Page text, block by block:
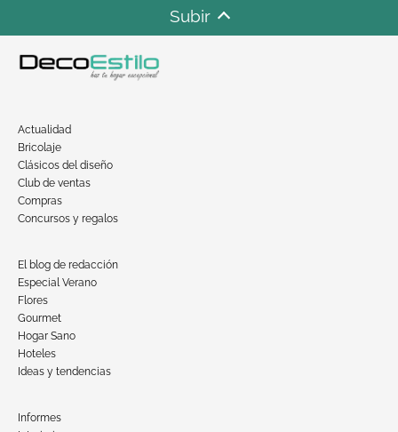
Subir
Actualidad
Bricolaje
Clásicos del diseño
Club de ventas
Compras
Concursos y regalos
El blog de redacción
Especial Verano
Flores
Gourmet
Hogar Sano
Hoteles
Ideas y tendencias
Informes